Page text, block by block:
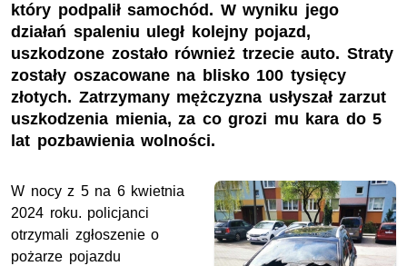
który podpalił samochód. W wyniku jego
działań spaleniu uległ kolejny pojazd,
uszkodzone zostało również trzecie auto. Straty
zostały oszacowane na blisko 100 tysięcy
złotych. Zatrzymany mężczyzna usłyszał zarzut
uszkodzenia mienia, za co grozi mu kara do 5
lat pozbawienia wolności.
W nocy z 5 na 6 kwietnia
2024 roku. policjanci
otrzymali zgłoszenie o
pożarze pojazdu